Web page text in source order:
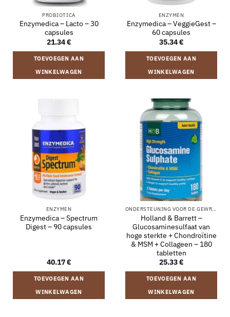
PROBIOTICA
Enzymedica – Lacto – 30
capsules
21.34€
TOEVOEGEN AAN
WINKELWAGEN
ENZYMEN
Enzymedica – VeggieGest –
60 capsules
35.34€
TOEVOEGEN AAN
WINKELWAGEN
ENZYMEN
Enzymedica – Spectrum
Digest – 90 capsules
40.17€
TOEVOEGEN AAN
WINKELWAGEN
ONDERSTEUNING VOOR DE GEWRICHTEN
Holland & Barrett –
Glucosaminesulfaat van
hoge sterkte + Chondroïtine
& MSM + Collageen – 180
tabletten
25.33€
TOEVOEGEN AAN
WINKELWAGEN